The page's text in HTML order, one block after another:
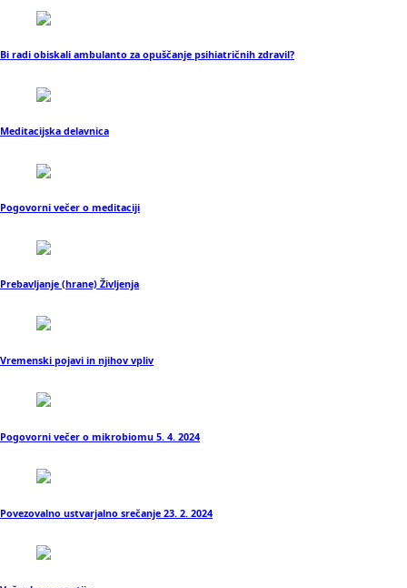
Bi radi obiskali ambulanto za opuščanje psihiatričnih zdravil?
Meditacijska delavnica
Pogovorni večer o meditaciji
Prebavljanje (hrane) Življenja
Vremenski pojavi in njihov vpliv
Pogovorni večer o mikrobiomu 5. 4. 2024
Povezovalno ustvarjalno srečanje 23. 2. 2024